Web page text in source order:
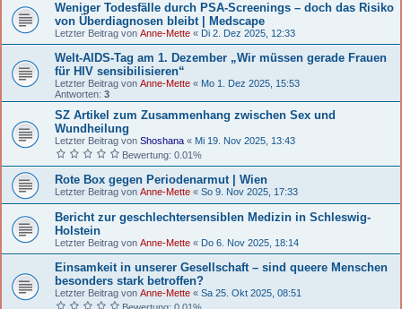
Weniger Todesfälle durch PSA-Screenings – doch das Risiko
von Überdiagnosen bleibt | Medscape
Letzter Beitrag von Anne-Mette « Di 2. Dez 2025, 12:33
Welt-AIDS-Tag am 1. Dezember „Wir müssen gerade Frauen
für HIV sensibilisieren“
Letzter Beitrag von Anne-Mette « Mo 1. Dez 2025, 15:53
Antworten: 3
SZ Artikel zum Zusammenhang zwischen Sex und
Wundheilung
Letzter Beitrag von Shoshana « Mi 19. Nov 2025, 13:43
Bewertung: 0.01%
Rote Box gegen Periodenarmut | Wien
Letzter Beitrag von Anne-Mette « So 9. Nov 2025, 17:33
Bericht zur geschlechtersensiblen Medizin in Schleswig-
Holstein
Letzter Beitrag von Anne-Mette « Do 6. Nov 2025, 18:14
Einsamkeit in unserer Gesellschaft – sind queere Menschen
besonders stark betroffen?
Letzter Beitrag von Anne-Mette « Sa 25. Okt 2025, 08:51